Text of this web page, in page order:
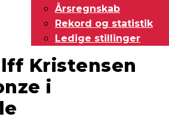
Årsregnskab
Rekord og statistik
Ledige stillinger
Kristensen
i